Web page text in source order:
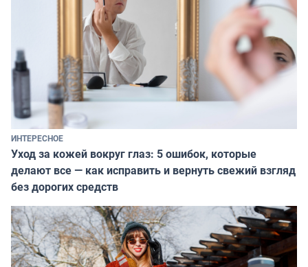
ИНТЕРЕСНОЕ
Уход за кожей вокруг глаз: 5 ошибок, которые
делают все — как исправить и вернуть свежий взгляд
без дорогих средств